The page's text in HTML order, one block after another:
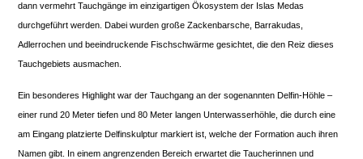
dann vermehrt Tauchgänge im einzigartigen Ökosystem der Islas Medas
durchgeführt werden. Dabei wurden große Zackenbarsche, Barrakudas,
Adlerrochen und beeindruckende Fischschwärme gesichtet, die den Reiz dieses
Tauchgebiets ausmachen.
Ein besonderes Highlight war der Tauchgang an der sogenannten Delfin-Höhle –
einer rund 20 Meter tiefen und 80 Meter langen Unterwasserhöhle, die durch eine
am Eingang platzierte Delfinskulptur markiert ist, welche der Formation auch ihren
Namen gibt. In einem angrenzenden Bereich erwartet die Taucherinnen und